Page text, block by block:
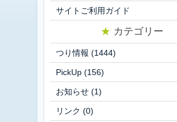
サイトご利用ガイド
★ カテゴリー
つり情報 (1444)
PickUp (156)
お知らせ (1)
リンク (0)